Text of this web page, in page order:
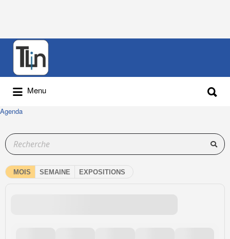
Menu
Agenda
MOIS SEMAINE EXPOSITIONS